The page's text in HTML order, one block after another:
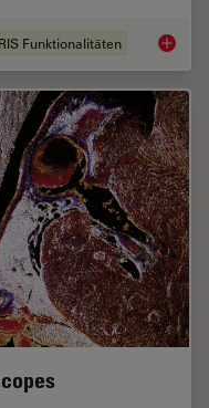
Funktionalitäten Cell